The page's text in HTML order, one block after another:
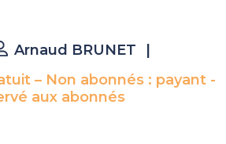
Arnaud BRUNET
– Non abonnés : payant -
aux abonnés